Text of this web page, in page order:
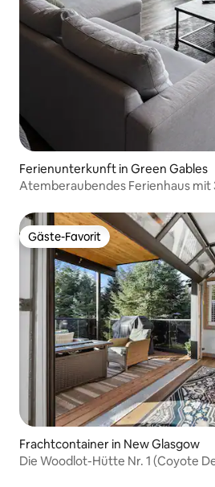
Ferienunterkunft in Green Gables
Atemberaubendes Ferienhaus mit
Gäste-Favorit
Gäste-Favorit
Frachtcontainer in New Glasgow
Die Woodlot-Hütte Nr. 1 (Coyote